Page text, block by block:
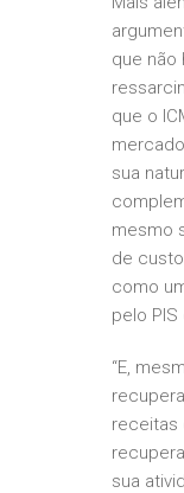
que não
que o
sua
mesmo
de
como
pelo PIS
“E,
receitas
sua